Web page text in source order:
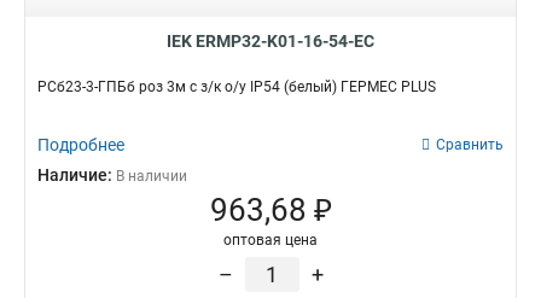
IEK ERMP32-K01-16-54-EC
РСб23-3-ГПБб роз 3м с з/к о/у IP54 (белый) ГЕРМЕС PLUS
Подробнее Сравнить
Наличие: В наличии
963,68 ₽
оптовая цена
– +